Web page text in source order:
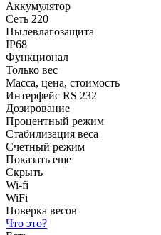
Аккумулятор
Сеть 220
Пылевлагозащита
IP68
Функционал
Только вес
Масса, цена, стоимость
Интерфейс RS 232
Дозирование
Процентный режим
Стабилизация веса
Счетный режим
Показать еще
Скрыть
Wi-fi
WiFi
Поверка весов
Что это?